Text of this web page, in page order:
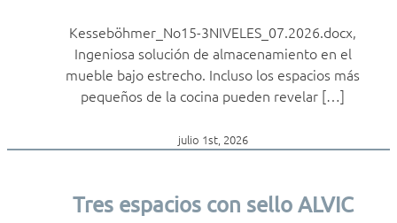
Kesseböhmer_No15-3NIVELES_07.2026.docx,
Ingeniosa solución de almacenamiento en el
mueble bajo estrecho. Incluso los espacios más
pequeños de la cocina pueden revelar […]
julio 1st, 2026
Tres espacios con sello ALVIC